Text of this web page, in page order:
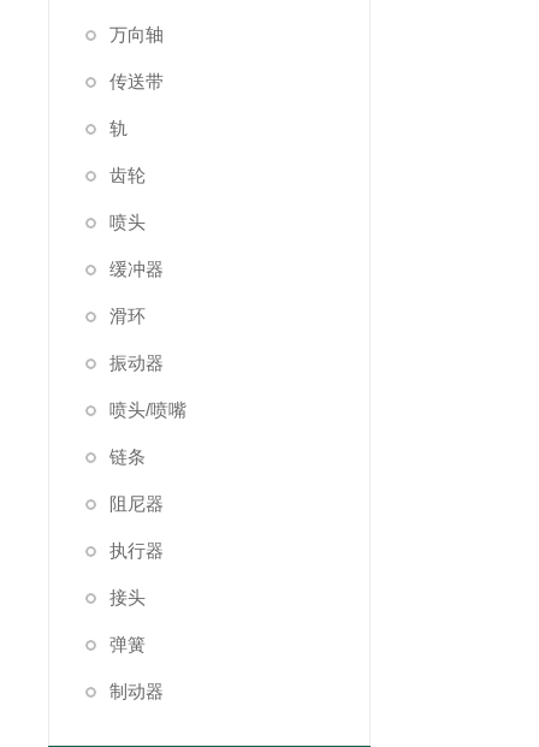
万向轴
传送带
轨
齿轮
喷头
缓冲器
滑环
振动器
喷头/喷嘴
链条
阻尼器
执行器
接头
弹簧
制动器